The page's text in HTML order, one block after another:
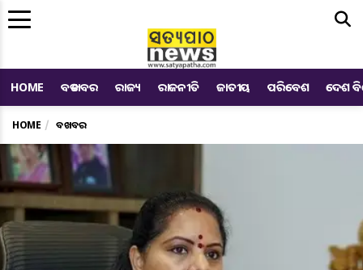
HOME ବଡ ଖବର ରାଜ୍ୟ ରାଜନୀତି ଜାତୀୟ ପରିବେଶ ଦେଶ
HOME ବଡ ଖବର